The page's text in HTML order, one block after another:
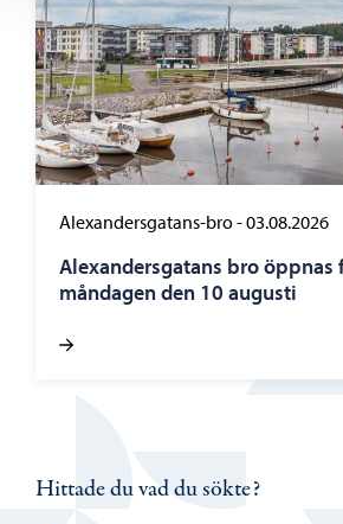
Alexandersgatans-bro-03.08.2026
Alexandersgatans bro öppnas
måndagen den 10 augusti
Hittade du vad du sökte?